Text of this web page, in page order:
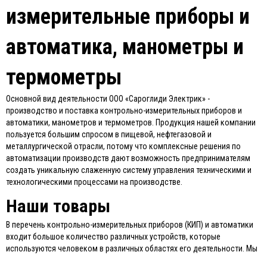
измерительные приборы и
автоматика, манометры и
термометры
Основной вид деятельности ООО «Сароглиди Электрик» -
производство и поставка контрольно-измерительных приборов и
автоматики, манометров и термометров. Продукция нашей компании
пользуется большим спросом в пищевой, нефтегазовой и
металлургической отрасли, потому что комплексные решения по
автоматизации производств дают возможность предпринимателям
создать уникальную слаженную систему управления техническими и
технологическими процессами на производстве.
Наши товары
В перечень контрольно-измерительных приборов (КИП) и автоматики
входит большое количество различных устройств, которые
используются человеком в различных областях его деятельности. Мы